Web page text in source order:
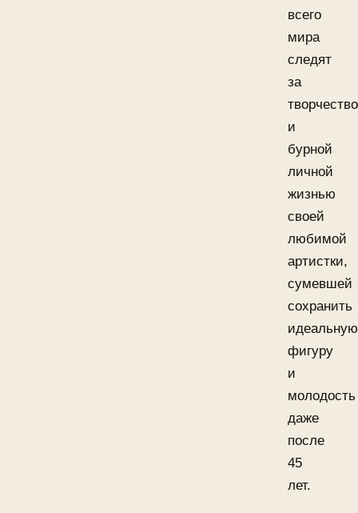
всего
мира
следят
за
и
бурной
личной
жизнью
своей
любимой
артистки,
сумевшей
сохранить
идеальную
фигуру
и
молодость
даже
после
45
лет.